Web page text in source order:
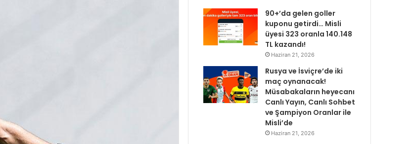
90+’da gelen goller
kuponu getirdi… Misli
üyesi 323 oranla 140.148
TL kazandı!
Haziran 21, 2026
Rusya ve İsviçre’de iki
maç oynanacak!
Müsabakaların heyecanı
Canlı Yayın, Canlı Sohbet
ve Şampiyon Oranlar ile
Misli’de
Haziran 21, 2026